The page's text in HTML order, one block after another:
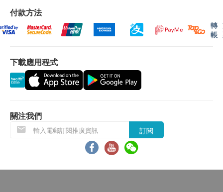
視網膜血管和腦血管都有相同的胚胎起源，視網膜被
視為大腦的延申部份，所以我們可以根據視網膜血管
的腦血管健康，評估認知障礙症(老人癡呆症)風險水
平
非入侵性
無輻射
方便
途。當閣下身體健康出現任何疾病徵兆時，應立即
諮詢有認可資格的醫生，作出診斷及治療。
本服務/產品由商戶提供。生活易【健康網購
有關此服務/產品的錯漏或延誤，或因使用此服務/
產品而引致的損失、損害、受傷或法律訴訟，健康
網購health.ESDlife概不負責。一切有關的索償或
付款方法
轉
帳
下載應用程式
關注我們
訂閱